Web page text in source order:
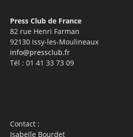
Press Club de France
82 rue Henri Farman
92130 Issy-les-Moulineaux
info@pressclub.fr
Tél : 01 41 33 73 09
Contact :
Isabelle Bourdet